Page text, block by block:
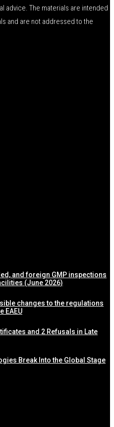
advice. The materials are intended
and are not addressed to the
and foreign GMP inspections
(June 2026)
changes to the regulations
EAEU
and 2 Refusals in Late
Break Into the Global Stage